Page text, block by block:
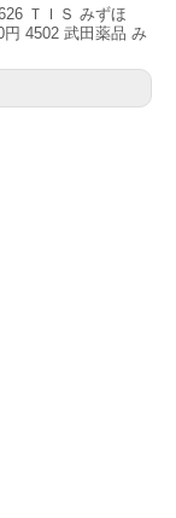
ＴＩＳ みずほ
4502 武田薬品 み